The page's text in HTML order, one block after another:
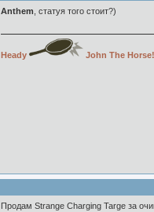
Anthem , статуя того стоит?)
Heady John The Horse!
Продам Strange Charging Targe за